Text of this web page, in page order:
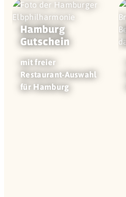
Hamburg
Gutschein
mit freier
Restaurant-Auswahl
für Hamburg